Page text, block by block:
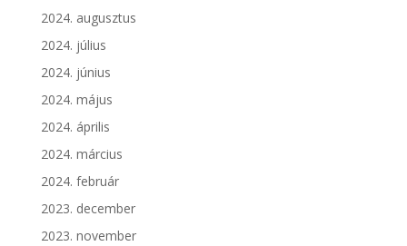
2024. augusztus
2024. július
2024. június
2024. május
2024. április
2024. március
2024. február
2023. december
2023. november